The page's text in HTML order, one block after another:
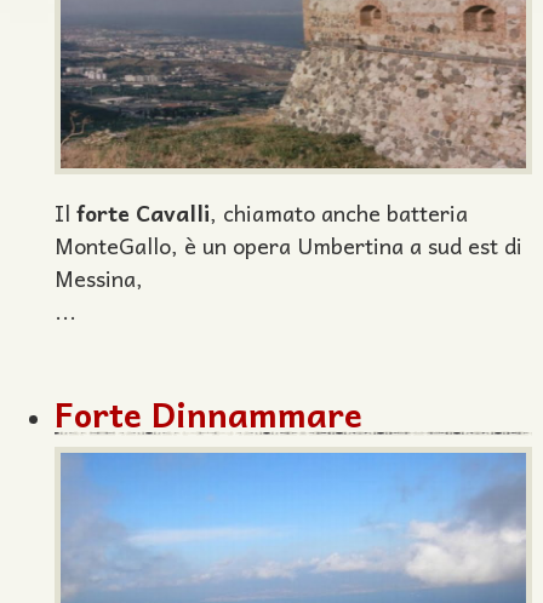
Il forte Cavalli, chiamato anche batteria
MonteGallo, è un opera Umbertina a sud est di
Messina,
...
Forte Dinnammare